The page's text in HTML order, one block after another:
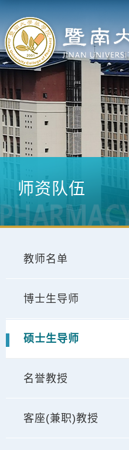
师资队伍
教师名单
博士生导师
硕士生导师
名誉教授
客座(兼职)教授